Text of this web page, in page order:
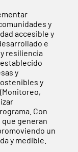
y
accesible y
e
resiliencia
y
y
Con
generan
un
y medible.